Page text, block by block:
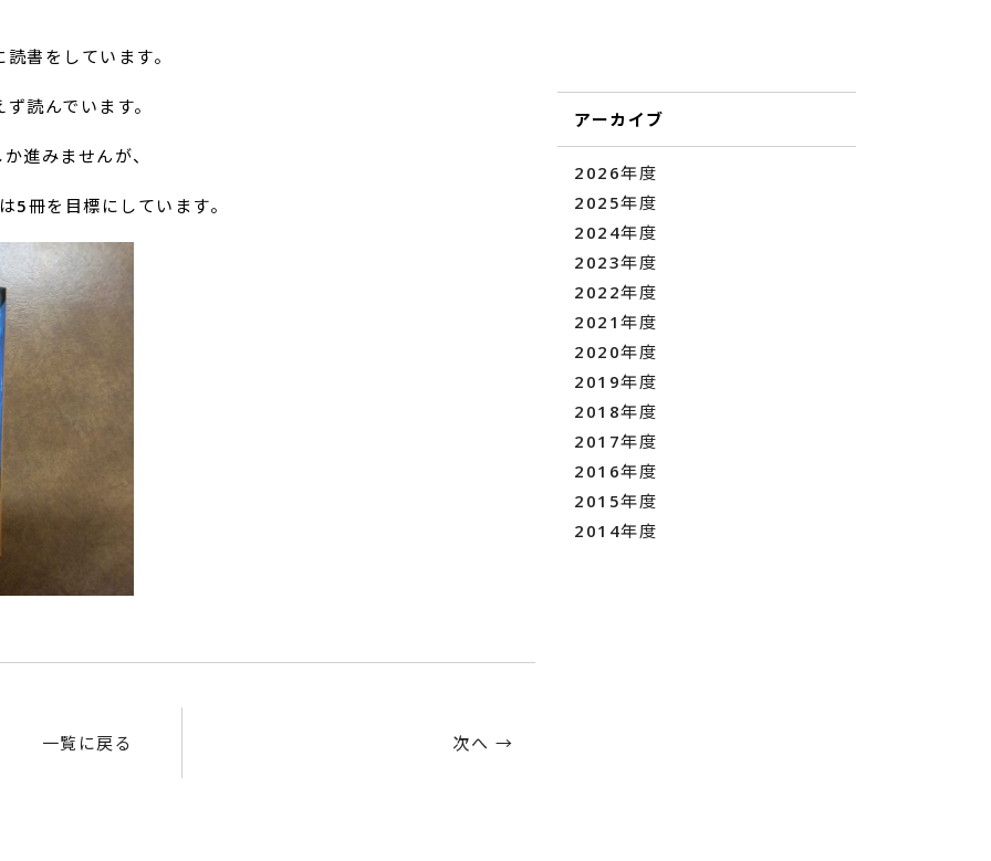
書をしています。
読んでいます。
進みませんが、
5冊を目標にしています。
一覧に戻る 次へ →
アーカイブ
2026年度
2025年度
2024年度
2023年度
2022年度
2021年度
2020年度
2019年度
2018年度
2017年度
2016年度
2015年度
2014年度